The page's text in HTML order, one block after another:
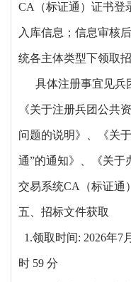
CA（标证通）证书登
入库信息；信息审核
统各主体类型下领取招
具体注册事宜见兵
《关于注册兵团公共
问题的说明》、《关
通”的通知》、《关于
交易系统CA（标证通
五、招标文件获取
1.领取时间: 2026年7
时 59 分